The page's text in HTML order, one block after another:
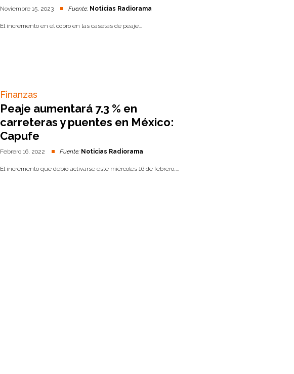
Noviembre 15, 2023 Fuente: Noticias Radiorama
El incremento en el cobro en las casetas de peaje...
Finanzas
Peaje aumentará 7.3 % en
carreteras y puentes en México:
Capufe
Febrero 16, 2022 Fuente: Noticias Radiorama
El incremento que debió activarse este miércoles 16 de febrero,...